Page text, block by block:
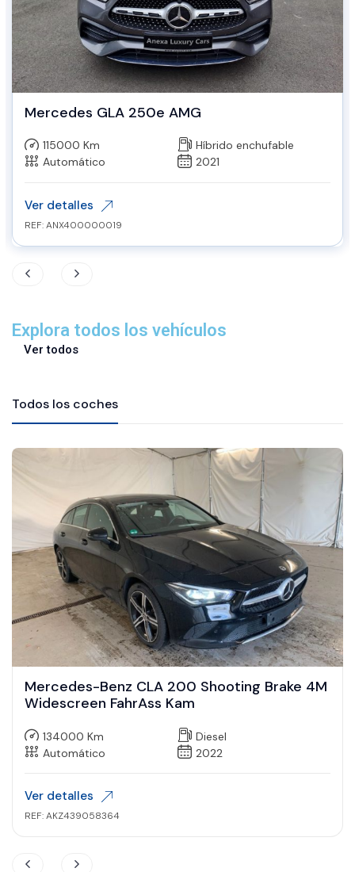
Mercedes GLA 250e AMG
115000 Km
Híbrido enchufable
Automático
2021
Ver detalles
REF: ANX400000019
Explora todos los vehículos
Ver todos
Todos los coches
Audi A5 Sportback quattro S-Line MATRIX/AC
C+/KAM/B&O
135033 Km
Gasolina
Automático
2022
Ver detalles
REF: AKZ438369516